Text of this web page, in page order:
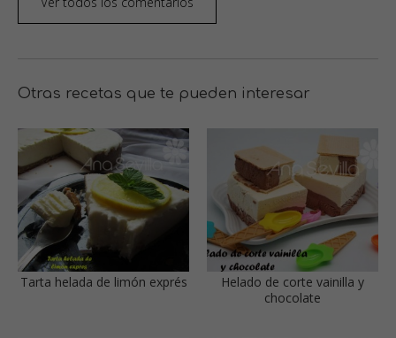
Otras recetas que te pueden interesar
Tarta helada de limón exprés
Helado de corte vainilla y
chocolate